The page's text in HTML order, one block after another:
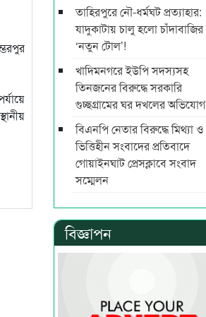
তাহিরপুরে নৌ-ধর্মঘট প্রত্যাহার:
যাদুকাটায় চালু হলো চাঁদাবাজির
‘নতুন টোল’!
খাদিমনগরে ইউপি সদস্যসহ
তিনজনের বিরুদ্ধে সরকারি
গুচ্ছগ্রামের ঘর দখলের অভিযোগ
বিএনপি নেতার বিরুদ্ধে মিথ্যা ও
ভিত্তিহীন সংবাদের প্রতিবাদে
গোয়াইনঘাট প্রেসক্লাবে সংবাদ
সম্মেলন
বিজ্ঞাপন